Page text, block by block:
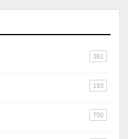
361
193
750